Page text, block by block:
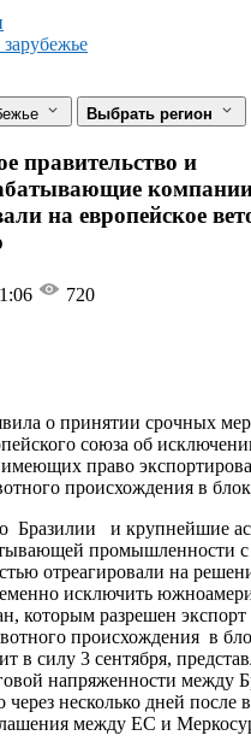
Выбрать регион
правительство и
на европейское
720
о принятии срочных
союза об
имеющих право
происхождения в
Бразилии и крупнейшие
промышленности
отреагировали на
исключить
которым разрешен
происхождения в
в силу 3 сентября,
напряженности между
через несколько дней после
между ЕС и